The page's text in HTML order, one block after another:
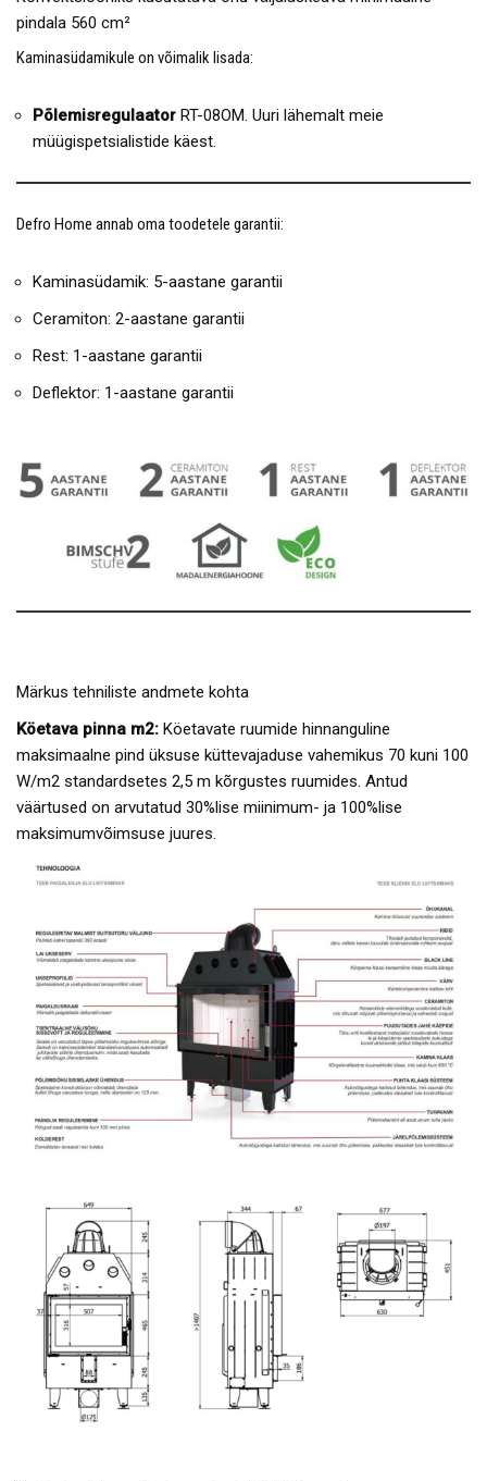
pindala 560 cm²
Kaminasüdamikule on võimalik lisada:
Põlemisregulaator RT-08OM. Uuri lähemalt meie
müügispetsialistide käest.
Defro Home annab oma toodetele garantii:
Kaminasüdamik: 5-aastane garantii
Ceramiton: 2-aastane garantii
Rest: 1-aastane garantii
Deflektor: 1-aastane garantii
Märkus tehniliste andmete kohta
Köetava pinna m2: Köetavate ruumide hinnanguline
maksimaalne pind üksuse küttevajaduse vahemikus 70 kuni 100
W/m2 standardsetes 2,5 m kõrgustes ruumides. Antud
väärtused on arvutatud 30%lise miinimum- ja 100%lise
maksimumvõimsuse juures.